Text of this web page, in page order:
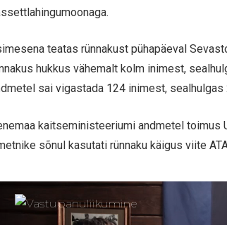
teatas rünnakust pühapäeval
hukkus vähemalt kolm inimest,
sai vigastada 124 inimest, sealhulgas
kaitseministeeriumi andmetel toimus
sõnul kasutati rünnaku käigus viite